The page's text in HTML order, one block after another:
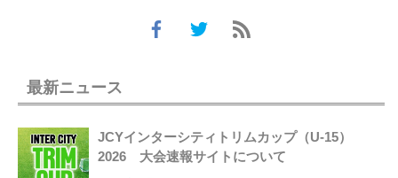
最新ニュース
JCYインターシティトリムカップ（U-15）
2026 大会速報サイトについて